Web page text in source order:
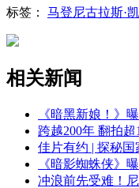
标签： 马登尼古拉斯·
相关新闻
《暗黑新娘！》
跨越200年 翻拍超
佳片有约 | 探秘
《暗影蜘蛛侠》
冲浪前先受难！